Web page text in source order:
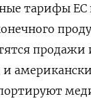
тарифы ЕС